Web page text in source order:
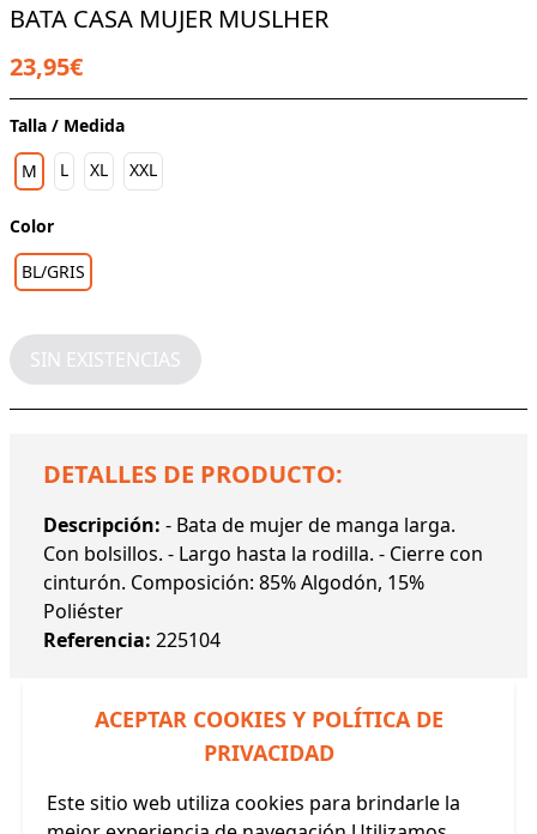
BATA CASA MUJER MUSLHER
23,95€
Talla / Medida
M
L XL XXL
Color
BL/GRIS
SIN EXISTENCIAS
DETALLES DE PRODUCTO:
Descripción: - Bata de mujer de manga larga.
Con bolsillos. - Largo hasta la rodilla. - Cierre con
cinturón. Composición: 85% Algodón, 15%
Poliéster
Referencia: 225104
Productos Relacionados
ACEPTAR COOKIES Y POLÍTICA DE
PRIVACIDAD
Este sitio web utiliza cookies para brindarle la